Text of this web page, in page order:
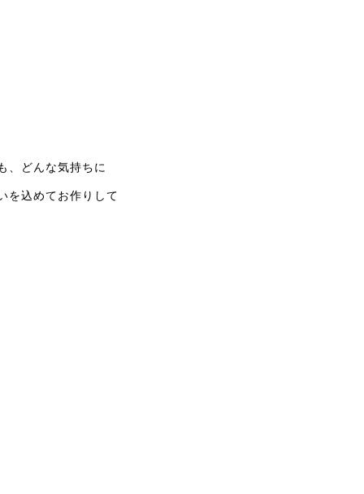
、どんな気持ちに
を込めてお作りして